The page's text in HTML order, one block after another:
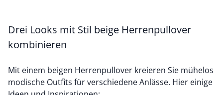
Drei Looks mit Stil beige Herrenpullover
kombinieren
Mit einem beigen Herrenpullover kreieren Sie mühelos
modische Outfits für verschiedene Anlässe. Hier einige